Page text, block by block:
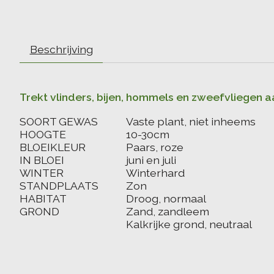
Beschrijving
Trekt vlinders, bijen, hommels en zweefvliegen
SOORT GEWAS
Vaste plant, niet inheems
HOOGTE
10-30cm
BLOEIKLEUR
Paars, roze
IN BLOEI
juni en juli
WINTER
Winterhard
STANDPLAATS
Zon
HABITAT
Droog, normaal
GROND
Zand, zandleem
Kalkrijke grond, neutraal